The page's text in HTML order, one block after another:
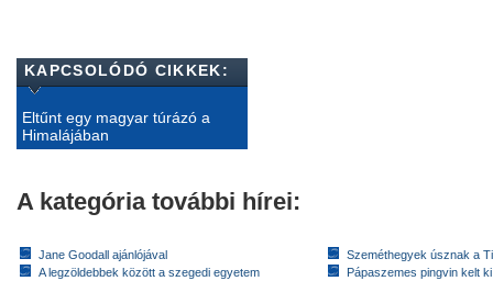
KAPCSOLÓDÓ CIKKEK:
Eltűnt egy magyar túrázó a
Himalájában
A kategória további hírei:
Jane Goodall ajánlójával
A legzöldebbek között a szegedi egyetem
Szeméthegyek úsznak a
Pápaszemes pingvin kelt